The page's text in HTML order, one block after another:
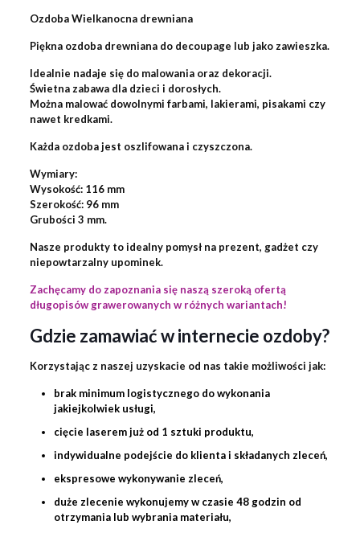
Ozdoba Wielkanocna drewniana
Piękna ozdoba drewniana do decoupage lub jako zawieszka.
Idealnie nadaje się do malowania oraz dekoracji.
Świetna zabawa dla dzieci i dorosłych.
Można malować dowolnymi farbami, lakierami, pisakami czy
nawet kredkami.
Każda ozdoba jest oszlifowana i czyszczona.
Wymiary:
Wysokość: 116 mm
Szerokość: 96 mm
Grubości 3 mm.
Nasze produkty to idealny pomysł na prezent, gadżet czy
niepowtarzalny upominek.
Zachęcamy do zapoznania się naszą szeroką ofertą
długopisów grawerowanych w różnych wariantach!
Gdzie zamawiać w internecie ozdoby?
Korzystając z naszej uzyskacie od nas takie możliwości jak:
brak minimum logistycznego do wykonania
jakiejkolwiek usługi,
cięcie laserem już od 1 sztuki produktu,
indywidualne podejście do klienta i składanych zleceń,
ekspresowe wykonywanie zleceń,
duże zlecenie wykonujemy w czasie 48 godzin od
otrzymania lub wybrania materiału,